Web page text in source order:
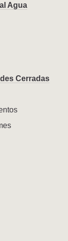
Agua
Cerradas